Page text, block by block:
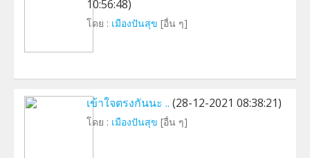
10:56:48)
โดย : เมืองปันสุข [อื่น ๆ]
เข้าใจตรงกันนะ .. (28-12-2021 08:38:21)
โดย : เมืองปันสุข [อื่น ๆ]